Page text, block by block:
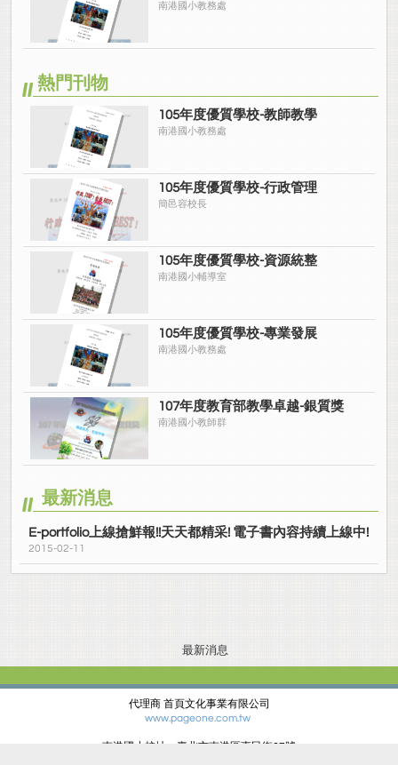
南港國小教務處
熱門刊物
105年度優質學校-教師教學
南港國小教務處
105年度優質學校-行政管理
簡邑容校長
105年度優質學校-資源統整
南港國小輔導室
105年度優質學校-專業發展
南港國小教務處
107年度教育部教學卓越-銀質獎
南港國小教師群
最新消息
E-portfolio上線搶鮮報!!天天都精采! 電子書內容持續上線中!
2015-02-11
最新消息
代理商 首頁文化事業有限公司
www.pageone.com.tw
南港國小校址：臺北市南港區惠民街67號